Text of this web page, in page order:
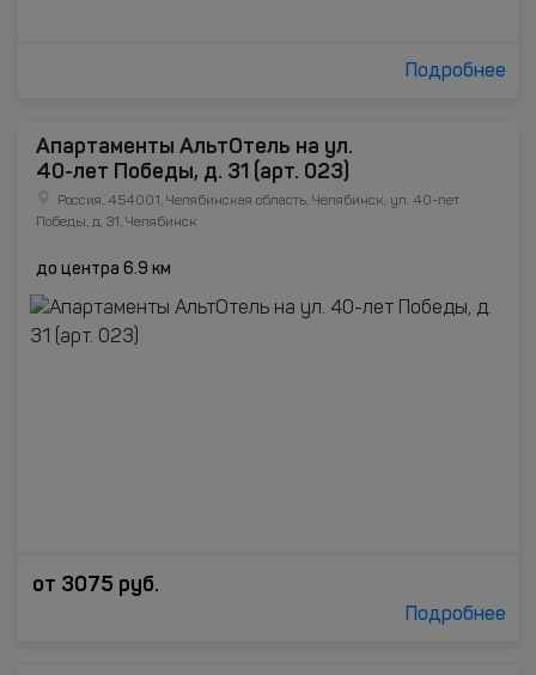
Подробнее
Апартаменты АльтОтель на ул.
40-лет Победы, д. 31 (арт. 023)
Россия, 454001, Челябинская область, Челябинск, ул. 40-лет
Победы, д. 31, Челябинск
до центра 6.9 км
от 3075 руб.
Подробнее